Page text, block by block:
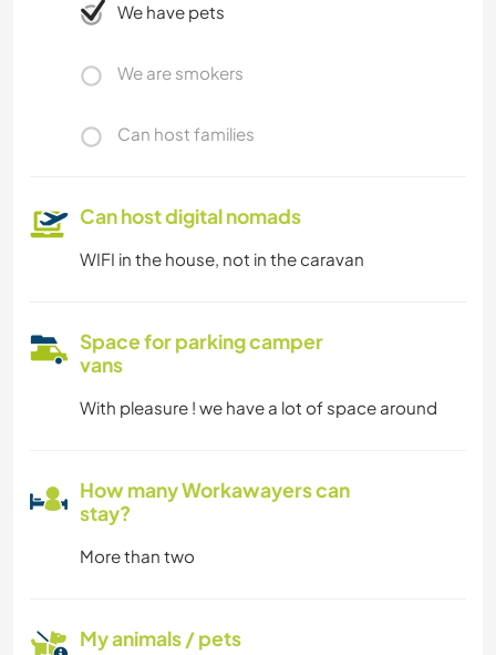
We have pets
We are smokers
Can host families
Can host digital nomads
WIFI in the house, not in the caravan
Space for parking camper
vans
With pleasure ! we have a lot of space around
How many Workawayers can
stay?
More than two
My animals / pets